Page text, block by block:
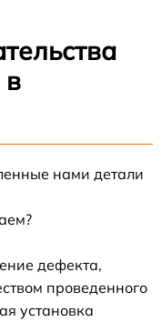
в
нами детали
дефекта,
проведенного
установка